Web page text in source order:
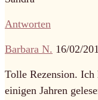
Antworten
Barbara N. 16/02/
Tolle Rezension. Ich
einigen Jahren